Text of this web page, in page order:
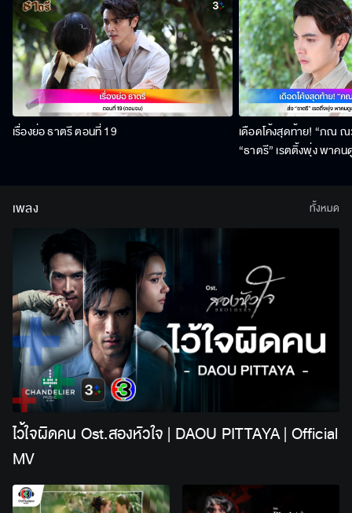
เรื่องย่อ ธาตรี ตอนที่ 19
เดือดโค้งสุดท้าย! “ภณ
“ธาตรี” เรตติ้งพุ่ง พาค
เพลง
ไว้ใจผิดคน Ost.สองหัวใจ | DAOU PITTAYA | Official
MV
ทั้งหมด